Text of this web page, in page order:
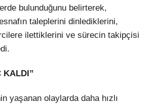
bulunduğunu belirterek,
taleplerini dinlediklerini,
ilettiklerini ve sürecin takipçisi
KALDI”
yaşanan olaylarda daha hızlı